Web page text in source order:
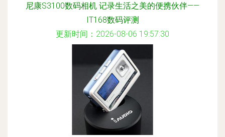
尼康S3100数码相机 记录生活之美的便携伙伴——
IT168数码评测
更新时间：2026-08-06 19:57:30